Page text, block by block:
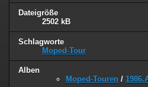
Dateigröße
2502 kB
Schlagworte
Moped-Tour
Alben
Moped-Touren /